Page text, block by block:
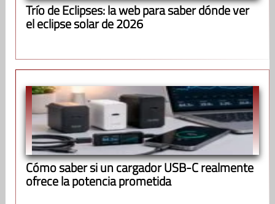
Trío de Eclipses: la web para saber dónde ver
el eclipse solar de 2026
Cómo saber si un cargador USB-C realmente
ofrece la potencia prometida